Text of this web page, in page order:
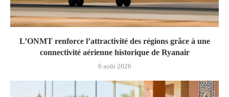
L’ONMT renforce l’attractivité des régions grâce à une
connectivité aérienne historique de Ryanair
6 août 2026